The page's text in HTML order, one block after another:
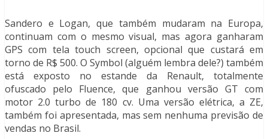
Sandero e Logan, que também mudaram na Europa,
continuam com o mesmo visual, mas agora ganharam
GPS com tela touch screen, opcional que custará em
torno de R$ 500. O Symbol (alguém lembra dele?) também
está exposto no estande da Renault, totalmente
ofuscado pelo Fluence, que ganhou versão GT com
motor 2.0 turbo de 180 cv. Uma versão elétrica, a ZE,
também foi apresentada, mas sem nenhuma previsão de
vendas no Brasil.